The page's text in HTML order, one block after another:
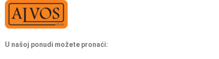
U našoj ponudi možete pronaći: